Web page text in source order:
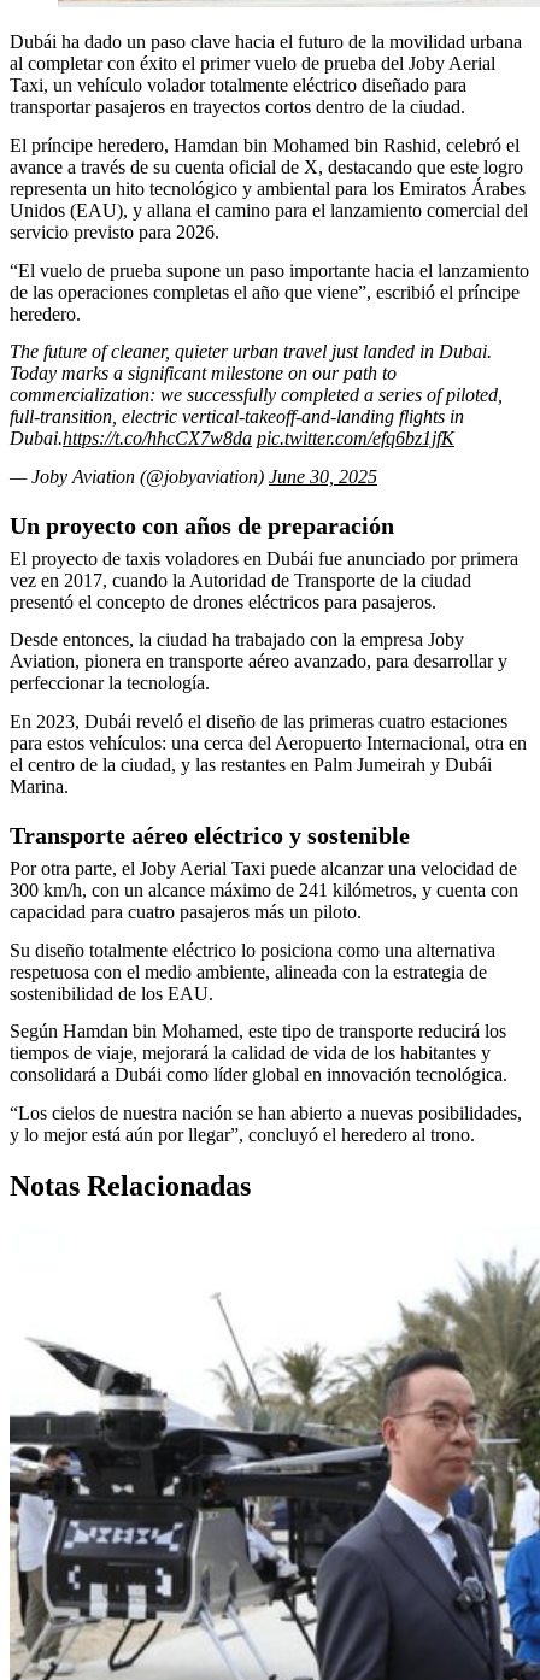
Dubái ha dado un paso clave hacia el futuro de la movilidad urbana
al completar con éxito el primer vuelo de prueba del Joby Aerial
Taxi, un vehículo volador totalmente eléctrico diseñado para
transportar pasajeros en trayectos cortos dentro de la ciudad.
El príncipe heredero, Hamdan bin Mohamed bin Rashid, celebró el
avance a través de su cuenta oficial de X, destacando que este logro
representa un hito tecnológico y ambiental para los Emiratos Árabes
Unidos (EAU), y allana el camino para el lanzamiento comercial del
servicio previsto para 2026.
“El vuelo de prueba supone un paso importante hacia el lanzamiento
de las operaciones completas el año que viene”, escribió el príncipe
heredero.
The future of cleaner, quieter urban travel just landed in Dubai.
Today marks a significant milestone on our path to
commercialization: we successfully completed a series of piloted,
full-transition, electric vertical-takeoff-and-landing flights in
Dubai.https://t.co/hhcCX7w8da pic.twitter.com/efq6bz1jfK
— Joby Aviation (@jobyaviation) June 30, 2025
Un proyecto con años de preparación
El proyecto de taxis voladores en Dubái fue anunciado por primera
vez en 2017, cuando la Autoridad de Transporte de la ciudad
presentó el concepto de drones eléctricos para pasajeros.
Desde entonces, la ciudad ha trabajado con la empresa Joby
Aviation, pionera en transporte aéreo avanzado, para desarrollar y
perfeccionar la tecnología.
En 2023, Dubái reveló el diseño de las primeras cuatro estaciones
para estos vehículos: una cerca del Aeropuerto Internacional, otra en
el centro de la ciudad, y las restantes en Palm Jumeirah y Dubái
Marina.
Transporte aéreo eléctrico y sostenible
Por otra parte, el Joby Aerial Taxi puede alcanzar una velocidad de
300 km/h, con un alcance máximo de 241 kilómetros, y cuenta con
capacidad para cuatro pasajeros más un piloto.
Su diseño totalmente eléctrico lo posiciona como una alternativa
respetuosa con el medio ambiente, alineada con la estrategia de
sostenibilidad de los EAU.
Según Hamdan bin Mohamed, este tipo de transporte reducirá los
tiempos de viaje, mejorará la calidad de vida de los habitantes y
consolidará a Dubái como líder global en innovación tecnológica.
“Los cielos de nuestra nación se han abierto a nuevas posibilidades,
y lo mejor está aún por llegar”, concluyó el heredero al trono.
Notas Relacionadas